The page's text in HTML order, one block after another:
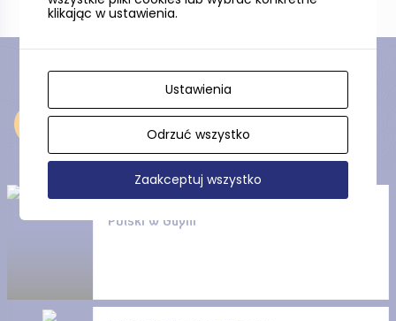
Polski w Gdyni
klikając w ustawienia.
Ustawienia
Odrzuć wszystko
Zaakceptuj wszystko